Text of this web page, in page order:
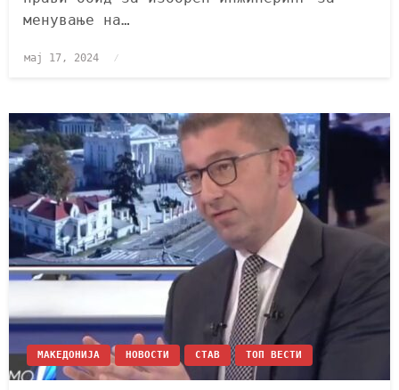
менување на…
мај 17, 2024
МАКЕДОНИЈА НОВОСТИ СТАВ ТОП ВЕСТИ